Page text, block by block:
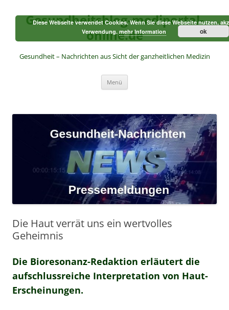
springen
Gesundheitsblog-mediportal-
online.de
Gesundheit – Nachrichten aus Sicht der ganzheitlichen Medizin
Menü
Die Haut verrät uns ein wertvolles
Geheimnis
Die Bioresonanz-Redaktion erläutert die
aufschlussreiche Interpretation von Haut-
Erscheinungen.
Diese Webseite verwendet Cookies. Wenn Sie diese Webseite nutzen,
Verwendung. mehr Information ok